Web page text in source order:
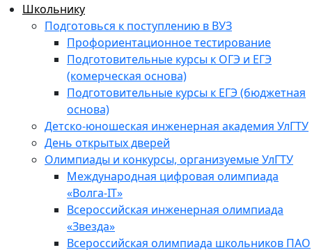
Школьнику
Подготовься к поступлению в ВУЗ
Профориентационное тестирование
Подготовительные курсы к ОГЭ и ЕГЭ
(комерческая основа)
Подготовительные курсы к ЕГЭ (бюджетная
основа)
Детско-юношеская инженерная академия УлГТУ
День открытых дверей
Олимпиады и конкурсы, организуемые УлГТУ
Международная цифровая олимпиада
«Волга-IT»
Всероссийская инженерная олимпиада
«Звезда»
Всероссийская олимпиада школьников ПАО